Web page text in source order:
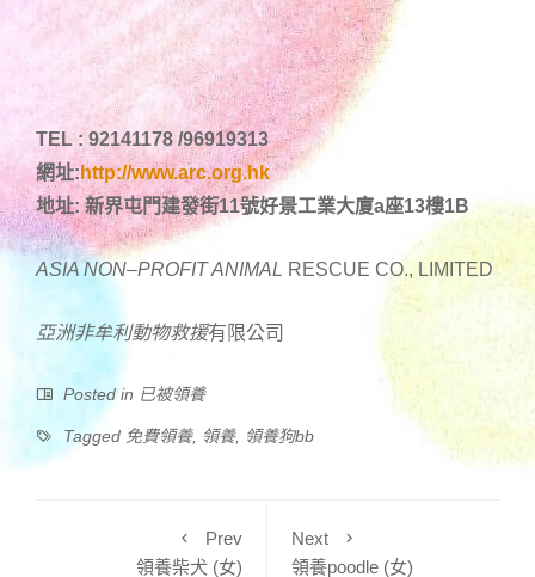
TEL : 92141178 /96919313
網址: http://www.arc.org.hk
地址: 新界屯門建發街11號好景工業大廈a座13樓1B
ASIA NON–PROFIT ANIMAL RESCUE CO., LIMITED
亞洲非牟利動物救援有限公司
Posted in 已被領養
Tagged 免費領養, 領養, 領養狗bb
Prev
領養柴犬 (女)
Next
領養poodle (女)